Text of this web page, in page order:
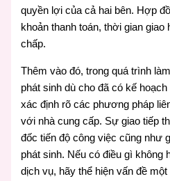
quyền lợi của cả hai bên. Hợp
khoản thanh toán, thời gian
chấp.
Thêm vào đó, trong quá trình
phát sinh dù cho đã có kế
xác định rõ các phương pháp
với nhà cung cấp. Sự giao tiếp
đốc tiến độ công việc cũng như
phát sinh. Nếu có điều gì không
dịch vụ, hãy thể hiện vấn đề